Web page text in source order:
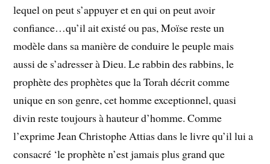
lequel on peut s’appuyer et en qui on peut avoir
confiance…qu’il ait existé ou pas, Moïse reste un
modèle dans sa manière de conduire le peuple mais
aussi de s’adresser à Dieu. Le rabbin des rabbins, le
prophète des prophètes que la Torah décrit comme
unique en son genre, cet homme exceptionnel, quasi
divin reste toujours à hauteur d’homme. Comme
l’exprime Jean Christophe Attias dans le livre qu’il lui a
consacré ‘le prophète n’est jamais plus grand que